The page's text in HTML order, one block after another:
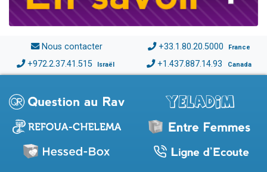
Nous contacter +33.1.80.20.5000 France
+972.2.37.41.515 Israël +1.437.887.14.93 Canada